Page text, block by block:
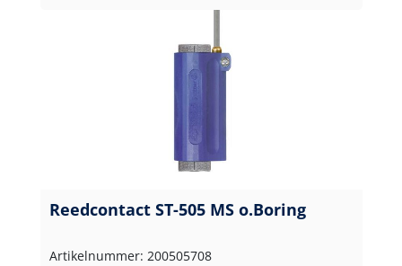
Reedcontact ST-505 MS o.Boring
Artikelnummer: 200505708